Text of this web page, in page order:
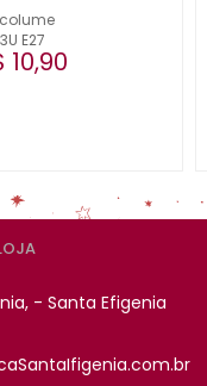
3U E27
10,90
- Santa Efigenia